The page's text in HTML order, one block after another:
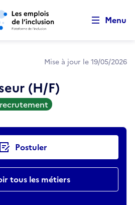
au contenu principal
Menu
Mise à jour le 19/05/2026
(H/F)
Postuler
tous les métiers